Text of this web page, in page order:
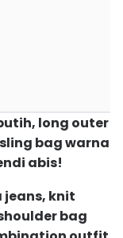
long outer
bag warna
abis!
jeans, knit
bag